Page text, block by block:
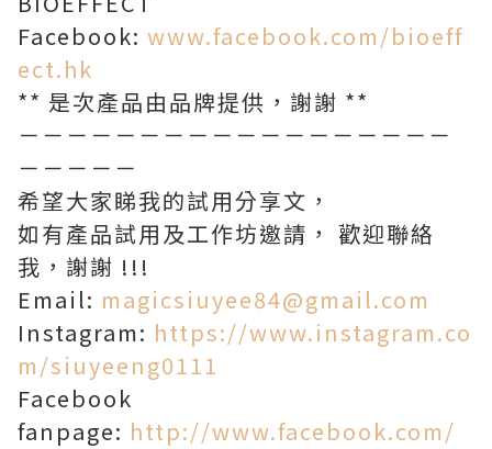
Facebook: www.facebook.com/bioeff
ect.hk
** 是次產品由品牌提供，謝謝 **
－－－－－－－－－－－－－－－－－－
－－－－－
希望大家睇我的試用分享文，
如有產品試用及工作坊邀請， 歡迎聯絡
我，謝謝 !!!
Email: magicsiuyee84@gmail.com
Instagram: https://www.instagram.co
m/siuyeeng0111
Facebook
fanpage: http://www.facebook.com/